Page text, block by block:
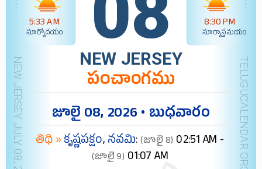
5:33 AM
సూర్యోదయం
8:30 PM
సూర్యాస్తమయం
NEW JERSEY
పంచాంగము
జూలై 08, 2026 • బుధవారం
తిథి » కృష్ణపక్షం, నవమి:(జూలై 8) 02:51 AM -
(జూలై 9) 01:07 AM